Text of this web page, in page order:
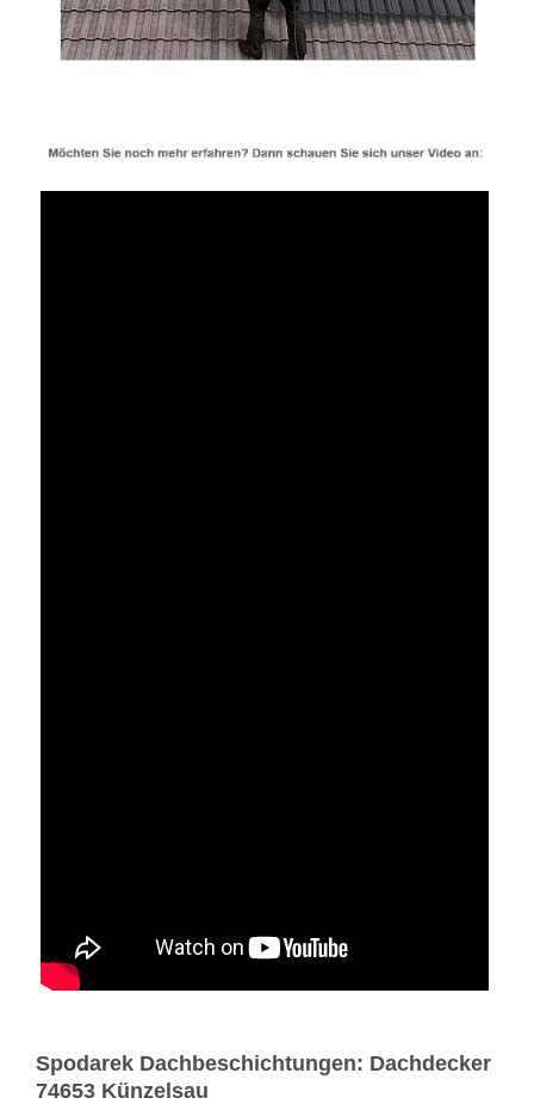
Spodarek Dachbeschichtungen: Dachdecker
74653 Künzelsau